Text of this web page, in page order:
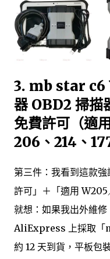
3. mb star c6
器 OBD2 掃描
免費許可（適
206、214、177
第三件：我看到這款
許可」＋「適用 W205
就想：如果我出外維
AliExpress 上採取「
約 12 天到貨，平板包